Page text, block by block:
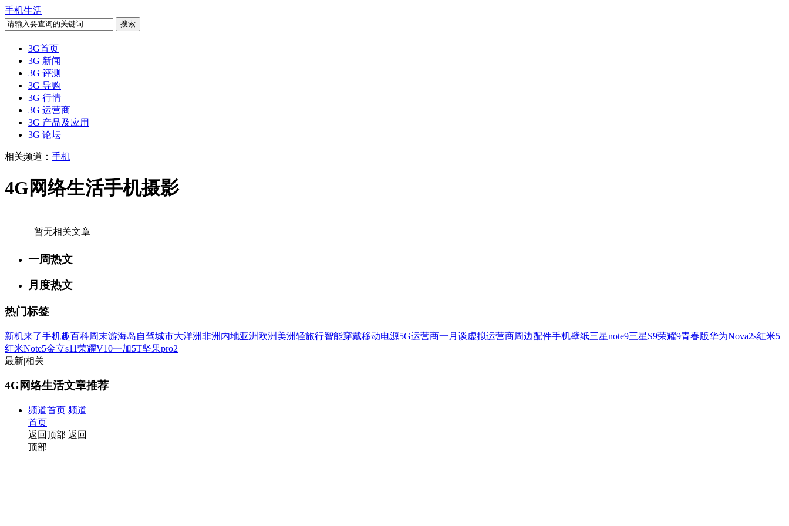
手机生活
3G首页
3G 新闻
3G 评测
3G 导购
3G 行情
3G 运营商
3G 产品及应用
3G 论坛
相关频道： 手机
4G网络生活手机摄影
暂无相关文章
一周热文
月度热文
热门标签
新机来了手机趣百科周末游海岛自驾城市大洋洲非洲 内地亚洲 欧洲 美洲轻旅行智能穿戴移动电源5G运营商一月谈虚拟运营商周边配件手机壁纸三星note9三星S9荣耀9青春版华为Nova2s红米5
红米Note5金立s11荣耀V10一加5T坚果pro2
最新|相关
4G网络生活文章推荐
频道首页 频道
首页
返回顶部 返回
顶部